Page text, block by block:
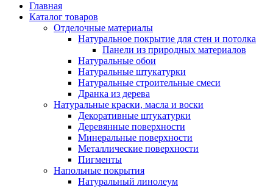
Главная
Каталог товаров
Отделочные материалы
Натуральное покрытие для стен и потолка
Панели из природных материалов
Натуральные обои
Натуральные штукатурки
Натуральные строительные смеси
Дранка из дерева
Натуральные краски, масла и воски
Декоративные штукатурки
Деревянные поверхности
Минеральные поверхности
Металлические поверхности
Пигменты
Напольные покрытия
Натуральный линолеум